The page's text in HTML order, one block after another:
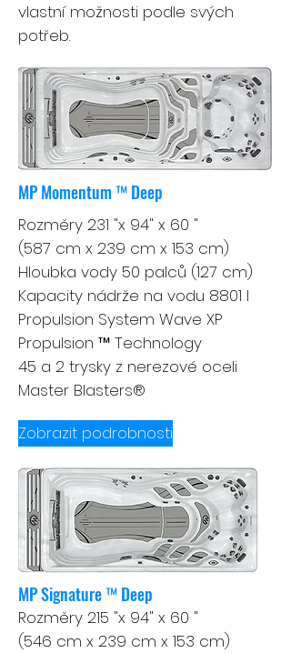
vlastní možnosti podle svých
potřeb.
MP Momentum ™ Deep
Rozměry 231 "x 94" x 60 "
(587 cm x 239 cm x 153 cm)
Hloubka vody 50 palců (127 cm)
Kapacity nádrže na vodu 8801 l
Propulsion System Wave XP
Propulsion ™ Technology
45 a 2 trysky z nerezové oceli
Master Blasters®
Zobrazit podrobnosti
MP Signature ™ Deep
Rozměry 215 "x 94" x 60 "
(546 cm x 239 cm x 153 cm)